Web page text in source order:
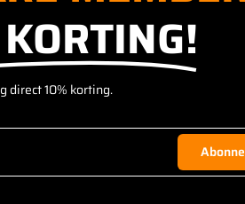
direct 10% korting.